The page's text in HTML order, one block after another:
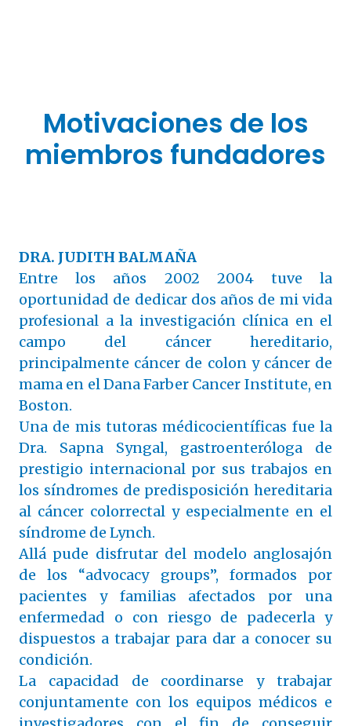
Motivaciones de los
miembros fundadores
DRA. JUDITH BALMAÑA
Entre los años 2002­ 2004 tuve la
oportunidad de dedicar dos años de mi vida
profesional a la investigación clínica en el
campo del cáncer hereditario,
principalmente cáncer de colon y cáncer de
mama en el Dana Farber Cancer Institute, en
Boston.
Una de mis tutoras médico­científicas fue la
Dra. Sapna Syngal, gastroenteróloga de
prestigio internacional por sus trabajos en
los síndromes de predisposición hereditaria
al cáncer colorrectal y especialmente en el
síndrome de Lynch.
Allá pude disfrutar del modelo anglosajón
de los “advocacy groups”, formados por
pacientes y familias afectados por una
enfermedad o con riesgo de padecerla y
dispuestos a trabajar para dar a conocer su
condición.
La capacidad de coordinarse y trabajar
conjuntamente con los equipos médicos e